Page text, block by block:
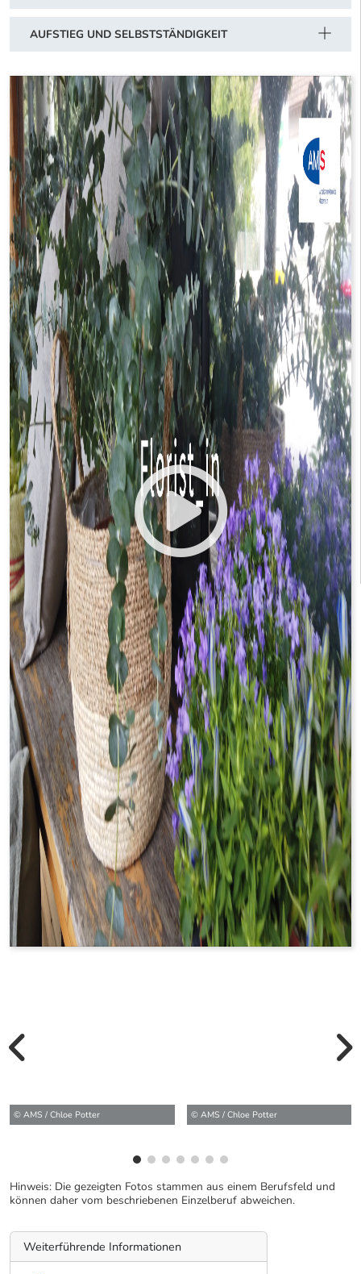
AUFSTIEG UND SELBSTSTÄNDIGKEIT
© AMS / Chloe Potter © AMS / Chloe Potter
Hinweis: Die gezeigten Fotos stammen aus einem Berufsfeld und
können daher vom beschriebenen Einzelberuf abweichen.
Weiterführende Informationen